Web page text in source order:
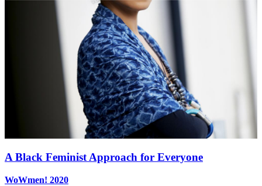
A Black Feminist Approach for Everyone
WoWmen! 2020